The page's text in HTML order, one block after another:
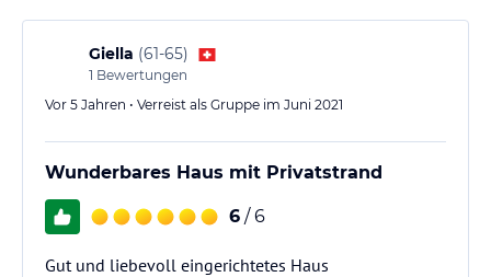
Giella (61-65)
1 Bewertungen
Vor 5 Jahren • Verreist als Gruppe im Juni 2021
Wunderbares Haus mit Privatstrand
6 / 6
Gut und liebevoll eingerichtetes Haus